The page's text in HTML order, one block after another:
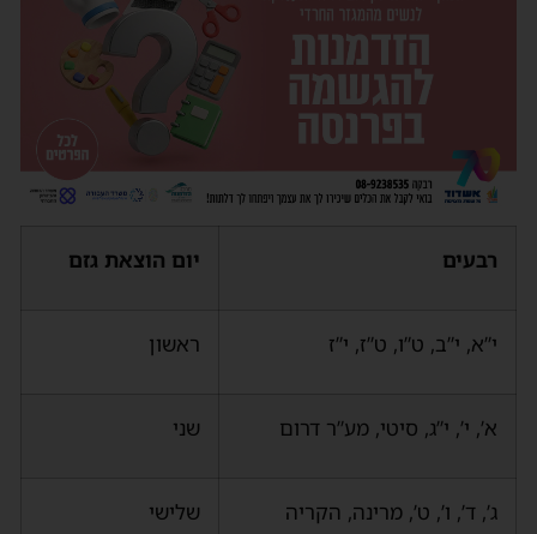
רבעים יום הוצאת גזם
י”א, י”ב, ט”ו, ט”ז, י”ז ראשון
א’, י’, י”ג, סיטי, מע”ר דרום שני
ג’, ד’, ו’, ט’, מרינה, הקריה שלישי